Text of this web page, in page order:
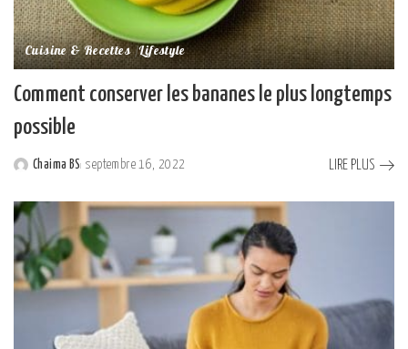
Cuisine & Recettes Lifestyle
Comment conserver les bananes le plus longtemps
possible
Chaima BS septembre 16, 2022 LIRE PLUS